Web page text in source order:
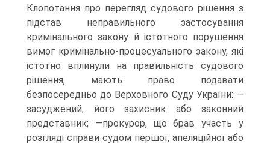
Клопотання про перегляд судового рішення з
підстав неправильного застосування
кримінального закону й істотного порушення
вимог кримінально-процесуального закону, які
істотно вплинули на правильність судового
рішення, мають право подавати
безпосередньо до Верховного Суду України: —
засуджений, його захисник або законний
представник; —прокурор, що брав участь у
розгляді справи судом першої, апеляційної або